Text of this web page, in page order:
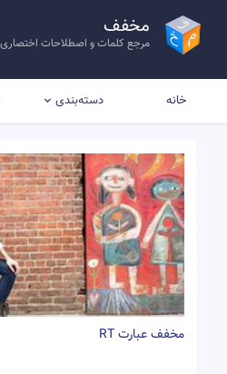
مخفف
مرجع کلمات و اصطلاحات اختصاری
خانه دسته‌بندی
مخفف عبارت RT